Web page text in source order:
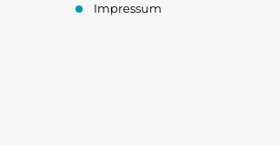
Impressum